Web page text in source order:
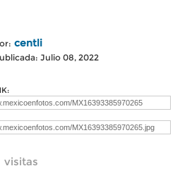
centli
Julio 08, 2022
visitas